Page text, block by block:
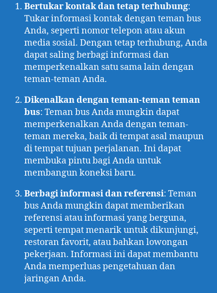
Bertukar kontak dan tetap terhubung:
Tukar informasi kontak dengan teman bus
Anda, seperti nomor telepon atau akun
media sosial. Dengan tetap terhubung, Anda
dapat saling berbagi informasi dan
memperkenalkan satu sama lain dengan
teman-teman Anda.
Dikenalkan dengan teman-teman teman
bus: Teman bus Anda mungkin dapat
memperkenalkan Anda dengan teman-
teman mereka, baik di tempat asal maupun
di tempat tujuan perjalanan. Ini dapat
membuka pintu bagi Anda untuk
membangun koneksi baru.
Berbagi informasi dan referensi: Teman
bus Anda mungkin dapat memberikan
referensi atau informasi yang berguna,
seperti tempat menarik untuk dikunjungi,
restoran favorit, atau bahkan lowongan
pekerjaan. Informasi ini dapat membantu
Anda memperluas pengetahuan dan
jaringan Anda.